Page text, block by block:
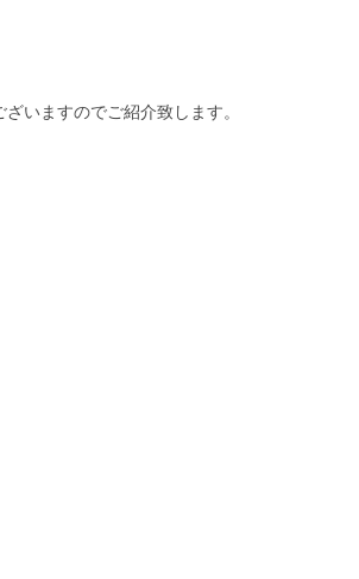
いますのでご紹介致します。